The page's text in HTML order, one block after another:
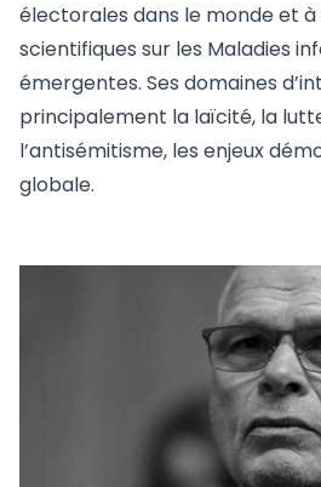
électorales dans le monde et
scientifiques sur les Maladies
émergentes. Ses domaines
principalement la laïcité, la
l’antisémitisme, les enjeux
globale.